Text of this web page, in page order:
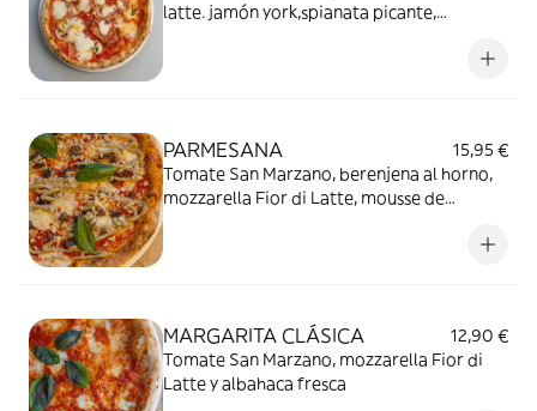
latte. jamón york,spianata picante,
PARMESANA
15,95 €
Tomate San Marzano, berenjena al horno,
mozzarella Fior di Latte, mousse de
MARGARITA CLÁSICA
12,90 €
Tomate San Marzano, mozzarella Fior di
Latte y albahaca fresca